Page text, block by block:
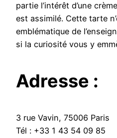
partie l’intérêt d’une
est assimilé. Cette tarte
emblématique de
si la curiosité vous y
Adresse :
3 rue Vavin, 75006 Paris
Tél : +33 1 43 54 09 85